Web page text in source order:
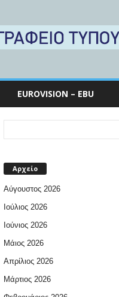
EUROVISION – EBU
Αρχείο
Αύγουστος 2026
Ιούλιος 2026
Ιούνιος 2026
Μάιος 2026
Απρίλιος 2026
Μάρτιος 2026